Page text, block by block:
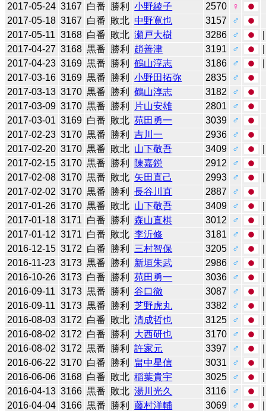
2017-05-24 3167 白番 勝利 小野綾子 2570
♀
2017-05-18 3167 白番 敗北 中野寛也 3157
♂
2017-05-11 3168 白番 敗北 瀬戸大樹 3286 ♂
2017-04-27 3168 黒番 勝利 趙善津 3191 ♂
2017-04-23 3169 黒番 勝利 鶴山淳志 3186 ♂
2017-03-16 3169 黒番 勝利 小野田拓弥 2835
♂
2017-03-13 3170 黒番 勝利 鶴山淳志 3182
♂
2017-03-09 3170 黒番 勝利 片山安雄 2801
♂
2017-03-01 3169 白番 敗北 苑田勇一 3039
♂
2017-02-23 3170 黒番 勝利 吉川一 2936
♂
2017-02-20 3170 黒番 敗北 山下敬吾 3409 ♂
2017-02-15 3170 黒番 勝利 陳嘉鋭 2912
♂
2017-02-08 3170 黒番 敗北 矢田直己 2993 ♂
2017-02-02 3170 黒番 勝利 長谷川直 2887
♂
2017-01-26 3170 黒番 敗北 山下敬吾 3409 ♂
2017-01-18 3171 白番 勝利 森山直棋 3012 ♂
2017-01-12 3171 白番 敗北 李沂修 3181 ♂
2016-12-15 3172 白番 勝利 三村智保 3205 ♂
2016-11-23 3173 黒番 勝利 新垣朱武 2986 ♂
2016-10-26 3173 白番 勝利 苑田勇一 3036 ♂
2016-09-11 3173 黒番 勝利 谷口徹 3087 ♂
2016-09-11 3173 黒番 勝利 芝野虎丸 3382 ♂
2016-08-03 3172 白番 敗北 清成哲也 3125 ♂
2016-08-02 3172 白番 勝利 大西研也 3170 ♂
2016-08-02 3172 黒番 勝利 許家元 3397 ♂
2016-06-22 3170 白番 勝利 畠中星信 3031 ♂
2016-06-06 3168 白番 敗北 稲葉貴宇 3025 ♂
2016-04-13 3166 黒番 敗北 湯川光久 3116 ♂
2016-04-04 3166 黒番 勝利 藤村洋輔 3069 ♂